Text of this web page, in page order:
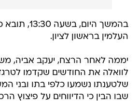
בהמשך היום,
העלמין בראשון לציון.
יממה לאחר הרצח, יעקב אביה,
לוואלה את החודשים שקדמו
שלטענתו נשמעו כלפי בתו ובני